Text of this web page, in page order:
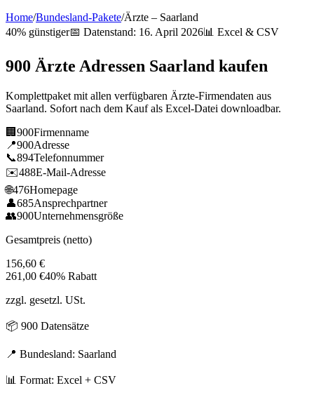
Home/Bundesland-Pakete/Ärzte – Saarland
40% günstiger📅 Datenstand: 16. April 2026📊 Excel & CSV
900 Ärzte Adressen Saarland kaufen
Komplettpaket mit allen verfügbaren Ärzte-Firmendaten aus
Saarland. Sofort nach dem Kauf als Excel-Datei downloadbar.
🏢 900Firmenname
📍900Adresse
📞894Telefonnummer
✉️488E-Mail-Adresse
🌐476Homepage
👤685Ansprechpartner
👥900Unternehmensgröße
Gesamtpreis (netto)
156,60 €
261,00 €40% Rabatt
zzgl. gesetzl. USt.
📦 900 Datensätze
📍 Bundesland: Saarland
📊 Format: Excel + CSV